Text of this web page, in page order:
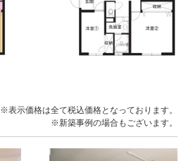
※表示価格は全て税込価格となっております。
※新築事例の場合もございます。